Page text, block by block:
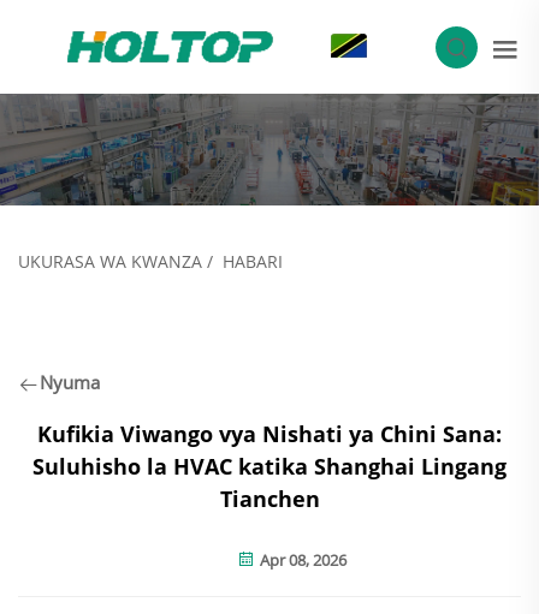
UKURASA WA KWANZA / HABARI
Nyuma
Kufikia Viwango vya Nishati ya Chini Sana:
Suluhisho la HVAC katika Shanghai Lingang
Tianchen
Apr 08, 2026